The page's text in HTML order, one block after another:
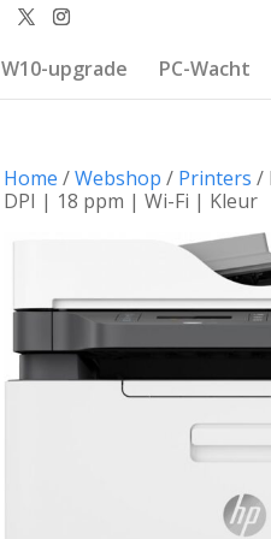
W10-upgrade PC-Wacht
Home /Webshop / Printers /
DPI | 18 ppm | Wi-Fi | Kleur